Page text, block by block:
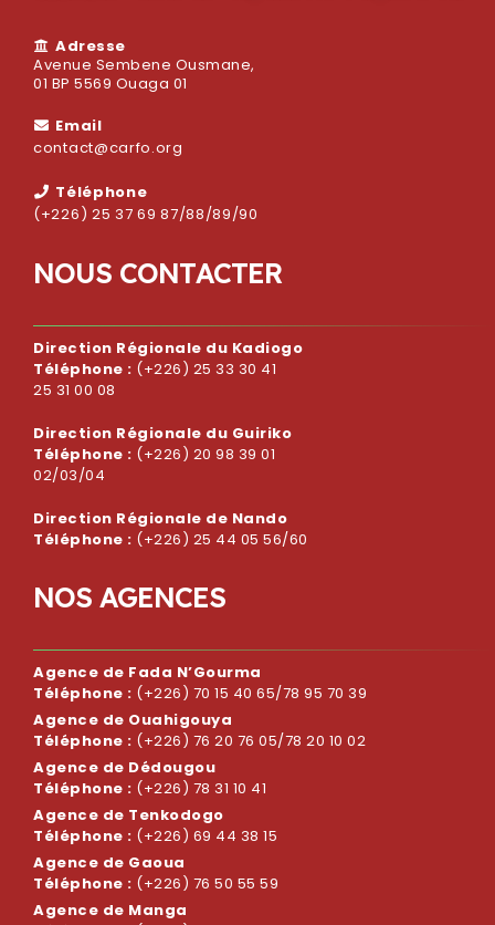
Adresse
Avenue Sembene Ousmane,
01 BP 5569 Ouaga 01
Email
contact@carfo.org
Téléphone
(+226) 25 37 69 87/88/89/90
NOUS CONTACTER
Direction Régionale du Kadiogo
Téléphone : (+226) 25 33 30 41
25 31 00 08
Direction Régionale du Guiriko
Téléphone : (+226) 20 98 39 01
02/03/04
Direction Régionale de Nando
Téléphone : (+226) 25 44 05 56/60
NOS AGENCES
Agence de Fada N’Gourma
Téléphone : (+226) 70 15 40 65/78 95 70 39
Agence de Ouahigouya
Téléphone : (+226) 76 20 76 05/78 20 10 02
Agence de Dédougou
Téléphone : (+226) 78 31 10 41
Agence de Tenkodogo
Téléphone : (+226) 69 44 38 15
Agence de Gaoua
Téléphone : (+226) 76 50 55 59
Agence de Manga